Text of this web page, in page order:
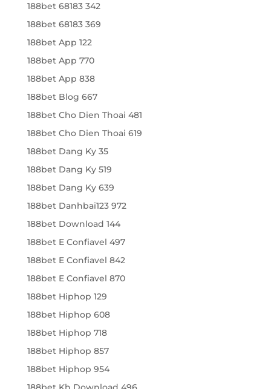
188bet 68183 342
188bet 68183 369
188bet App 122
188bet App 770
188bet App 838
188bet Blog 667
188bet Cho Dien Thoai 481
188bet Cho Dien Thoai 619
188bet Dang Ky 35
188bet Dang Ky 519
188bet Dang Ky 639
188bet Danhbai123 972
188bet Download 144
188bet E Confiavel 497
188bet E Confiavel 842
188bet E Confiavel 870
188bet Hiphop 129
188bet Hiphop 608
188bet Hiphop 718
188bet Hiphop 857
188bet Hiphop 954